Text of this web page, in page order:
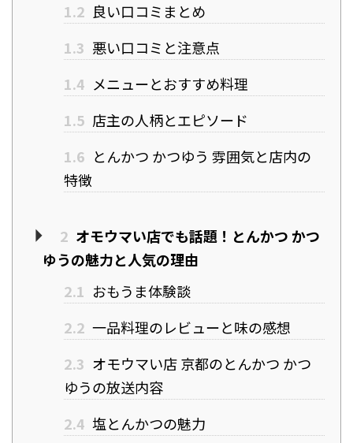
1.2 良い口コミまとめ
1.3 悪い口コミと注意点
1.4 メニューとおすすめ料理
1.5 店主の人柄とエピソード
1.6 とんかつ かつゆう 雰囲気と店内の
特徴
2 オモウマい店でも話題！とんかつ かつ
ゆうの魅力と人気の理由
2.1 おもうま体験談
2.2 一品料理のレビューと味の感想
2.3 オモウマい店 京都のとんかつ かつ
ゆうの放送内容
2.4 塩とんかつの魅力